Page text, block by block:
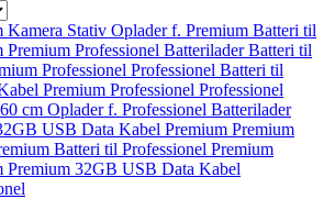
Kamera Stativ Oplader f. Premium Batteri til
Premium Professionel BatteriladerBatteri til
Professionel Professionel Batteri til
Premium Professionel Professionel
cm Oplader f. Professionel Batterilader
USB Data Kabel Premium Premium
Batteri til Professionel Premium
Premium 32GB USB Data Kabel